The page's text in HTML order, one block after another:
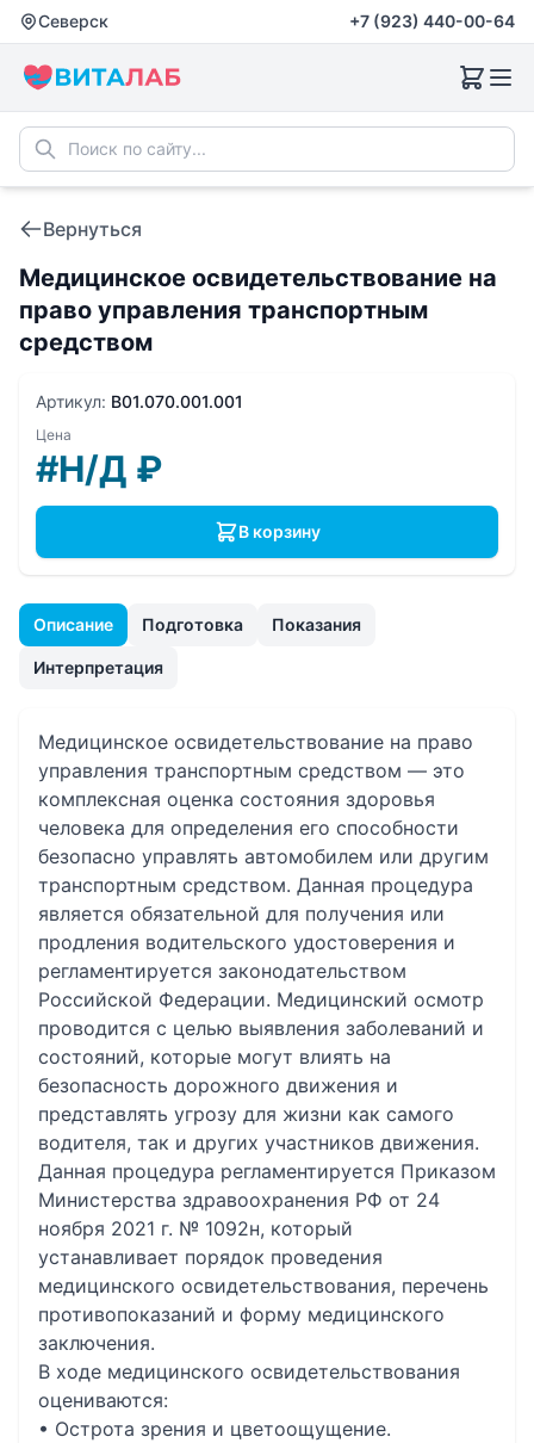
Северск +7 (923) 440-00-64
Вернуться
Медицинское освидетельствование на
право управления транспортным
средством
Описание Подготовка Показания
Интерпретация
Медицинское освидетельствование на право
управления транспортным средством — это
комплексная оценка состояния здоровья
человека для определения его способности
безопасно управлять автомобилем или другим
транспортным средством. Данная процедура
является обязательной для получения или
продления водительского удостоверения и
регламентируется законодательством
Российской Федерации. Медицинский осмотр
проводится с целью выявления заболеваний и
состояний, которые могут влиять на
безопасность дорожного движения и
представлять угрозу для жизни как самого
водителя, так и других участников движения.
Данная процедура регламентируется Приказом
Министерства здравоохранения РФ от 24
ноября 2021 г. № 1092н, который
устанавливает порядок проведения
медицинского освидетельствования, перечень
противопоказаний и форму медицинского
заключения.
В ходе медицинского освидетельствования
оцениваются:
• Острота зрения и цветоощущение.
Артикул: B01.070.001.001
Цена
#Н/Д ₽
В корзину